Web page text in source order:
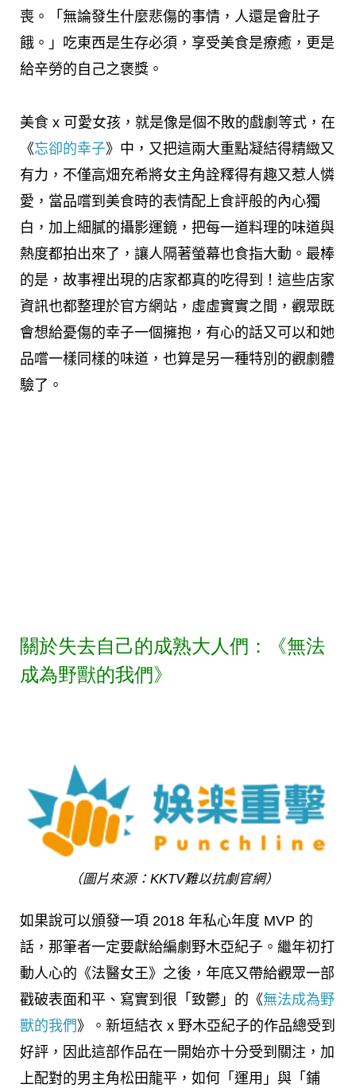
喪。「無論發生什麼悲傷的事情，人還是會肚子
餓。」吃東西是生存必須，享受美食是療癒，更是
給辛勞的自己之褒獎。
美食 x 可愛女孩，就是像是個不敗的戲劇等式，在
《忘卻的幸子》中，又把這兩大重點凝結得精緻又
有力，不僅高畑充希將女主角詮釋得有趣又惹人憐
愛，當品嚐到美食時的表情配上食評般的內心獨
白，加上細膩的攝影運鏡，把每一道料理的味道與
熱度都拍出來了，讓人隔著螢幕也食指大動。最棒
的是，故事裡出現的店家都真的吃得到！這些店家
資訊也都整理於官方網站，虛虛實實之間，觀眾既
會想給憂傷的幸子一個擁抱，有心的話又可以和她
品嚐一樣同樣的味道，也算是另一種特別的觀劇體
驗了。
關於失去自己的成熟大人們：《無法
成為野獸的我們》
（圖片來源：KKTV難以抗劇官網）
如果說可以頒發一項 2018 年私心年度 MVP 的
話，那筆者一定要獻給編劇野木亞紀子。繼年初打
動人心的《法醫女王》之後，年底又帶給觀眾一部
戳破表面和平、寫實到很「致鬱」的《無法成為野
獸的我們》。新垣結衣 x 野木亞紀子的作品總受到
好評，因此這部作品在一開始亦十分受到關注，加
上配對的男主角松田龍平，如何「運用」與「鋪